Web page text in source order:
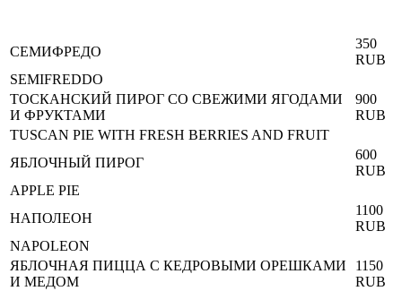
СЕМИФРЕДО
350
RUB
SEMIFREDDO
ТОСКАНСКИЙ ПИРОГ СО СВЕЖИМИ ЯГОДАМИ
И ФРУКТАМИ
900
RUB
TUSCAN PIE WITH FRESH BERRIES AND FRUIT
ЯБЛОЧНЫЙ ПИРОГ
600
RUB
APPLE PIE
НАПОЛЕОН
1100
RUB
NAPOLEON
ЯБЛОЧНАЯ ПИЦЦА С КЕДРОВЫМИ ОРЕШКАМИ
И МЕДОМ
1150
RUB